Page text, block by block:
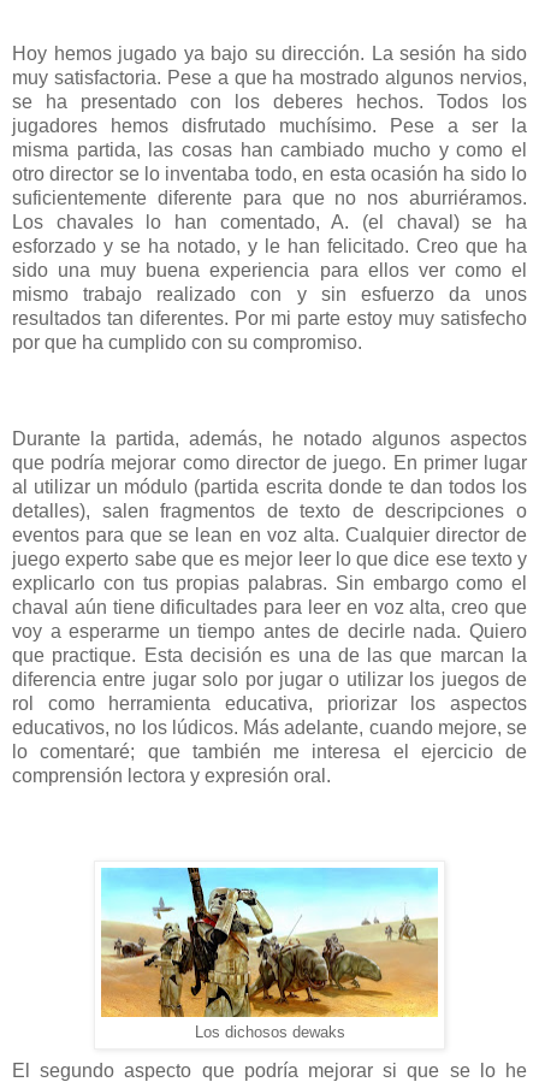
Hoy hemos jugado ya bajo su dirección. La sesión ha sido
muy satisfactoria. Pese a que ha mostrado algunos nervios,
se ha presentado con los deberes hechos. Todos los
jugadores hemos disfrutado muchísimo. Pese a ser la
misma partida, las cosas han cambiado mucho y como el
otro director se lo inventaba todo, en esta ocasión ha sido lo
suficientemente diferente para que no nos aburriéramos.
Los chavales lo han comentado, A. (el chaval) se ha
esforzado y se ha notado, y le han felicitado. Creo que ha
sido una muy buena experiencia para ellos ver como el
mismo trabajo realizado con y sin esfuerzo da unos
resultados tan diferentes. Por mi parte estoy muy satisfecho
por que ha cumplido con su compromiso.
Durante la partida, además, he notado algunos aspectos
que podría mejorar como director de juego. En primer lugar
al utilizar un módulo (partida escrita donde te dan todos los
detalles), salen fragmentos de texto de descripciones o
eventos para que se lean en voz alta. Cualquier director de
juego experto sabe que es mejor leer lo que dice ese texto y
explicarlo con tus propias palabras. Sin embargo como el
chaval aún tiene dificultades para leer en voz alta, creo que
voy a esperarme un tiempo antes de decirle nada. Quiero
que practique. Esta decisión es una de las que marcan la
diferencia entre jugar solo por jugar o utilizar los juegos de
rol como herramienta educativa, priorizar los aspectos
educativos, no los lúdicos. Más adelante, cuando mejore, se
lo comentaré; que también me interesa el ejercicio de
comprensión lectora y expresión oral.
Los dichosos dewaks
El segundo aspecto que podría mejorar si que se lo he